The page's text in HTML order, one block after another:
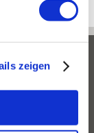
zeigen